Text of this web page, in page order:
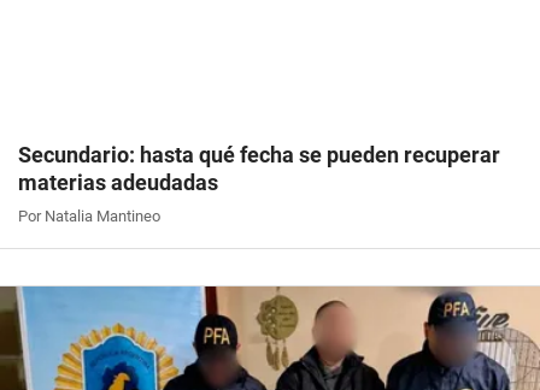
Secundario: hasta qué fecha se pueden recuperar
materias adeudadas
Por Natalia Mantineo